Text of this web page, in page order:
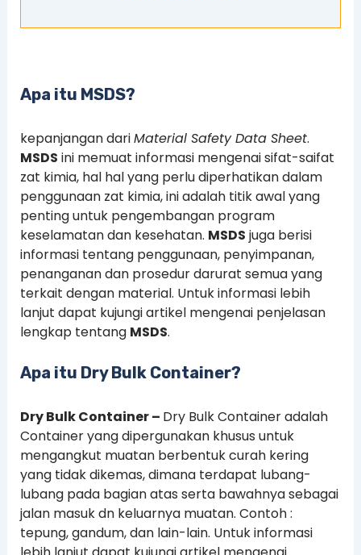
Apa itu MSDS?
kepanjangan dariMaterial Safety Data Sheet.
MSDS ini memuat informasi mengenai sifat-saifat
zat kimia, hal hal yang perlu diperhatikan dalam
penggunaan zat kimia, ini adalah titik awal yang
penting untuk pengembangan program
keselamatan dan kesehatan. MSDS juga berisi
informasi tentang penggunaan, penyimpanan,
penanganan dan prosedur darurat semua yang
terkait dengan material. Untuk informasi lebih
lanjut dapat kujungi artikel mengenai penjelasan
lengkap tentang MSDS.
Apa itu Dry Bulk Container?
Dry Bulk Container – Dry Bulk Container adalah
Container yang dipergunakan khusus untuk
mengangkut muatan berbentuk curah kering
yang tidak dikemas, dimana terdapat lubang-
lubang pada bagian atas serta bawahnya sebagai
jalan masuk dn keluarnya muatan. Contoh :
tepung, gandum, dan lain-lain. Untuk informasi